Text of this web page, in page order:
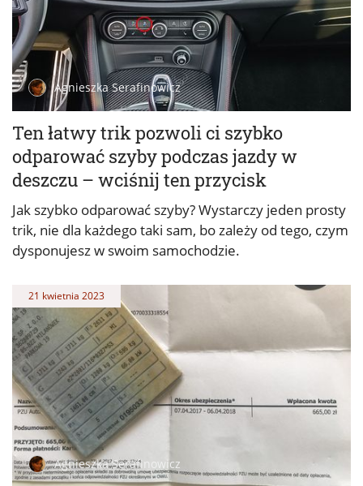
Ten łatwy trik pozwoli ci szybko
odparować szyby podczas jazdy w
deszczu – wciśnij ten przycisk
Agnieszka Serafinowicz
Jak szybko odparować szyby? Wystarczy jeden prosty
trik, nie dla każdego taki sam, bo zależy od tego, czym
dysponujesz w swoim samochodzie.
21 kwietnia 2023
Agnieszka Serafinowicz